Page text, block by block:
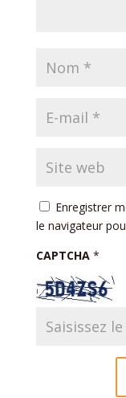
Enregistrer
le navigateur
CAPTCHA *